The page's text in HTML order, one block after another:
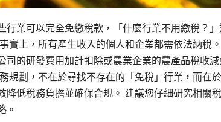
行業可以完全免繳稅款，「什麼行業不用繳稅？
實上，所有產生收入的個人和企業都需依法納稅
司的研發費用加計扣除或農業企業的農產品稅收
規劃，不在於尋找不存在的「免稅」行業，而在
降低稅務負擔並確保合規。 建議您仔細研究相關
。